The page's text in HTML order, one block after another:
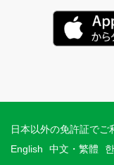
日本以外の免許証でご
English
中文・繁體